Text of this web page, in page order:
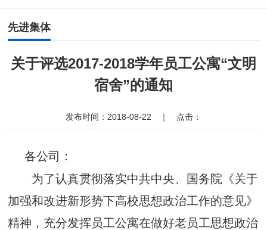
心
交
床
先进集体
关于评选2017-2018学年员工公寓“文明
宿舍”的通知
发布时间：2018-08-22 ｜ 点击：
各公司：
为了认真贯彻落实中共中央、国务院《关于
加强和改进新形势下高校思想政治工作的意见》
精神，充分发挥员工公寓在做好老员工思想政治